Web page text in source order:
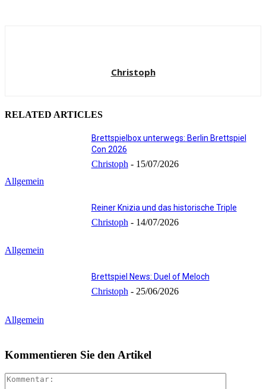
Christoph
RELATED ARTICLES
Allgemein
Brettspielbox unterwegs: Berlin Brettspiel
Con 2026
Christoph - 15/07/2026
Allgemein
Reiner Knizia und das historische Triple
Christoph - 14/07/2026
Allgemein
Brettspiel News: Duel of Meloch
Christoph - 25/06/2026
Kommentieren Sie den Artikel